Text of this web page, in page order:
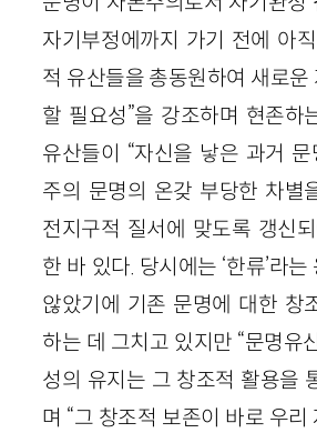
자기부정에까지 가기 전에 아
적 유산들을 총동원하여 새로운
할 필요성”을 강조하며 현존하
유산들이 “자신을 낳은 과거
주의 문명의 온갖 부당한 차별
전지구적 질서에 맞도록 갱신
한 바 있다. 당시에는 ‘한류’라는
않았기에 기존 문명에 대한 창
하는 데 그치고 있지만 “문명유
성의 유지는 그 창조적 활용을
며 “그 창조적 보존이 바로 우